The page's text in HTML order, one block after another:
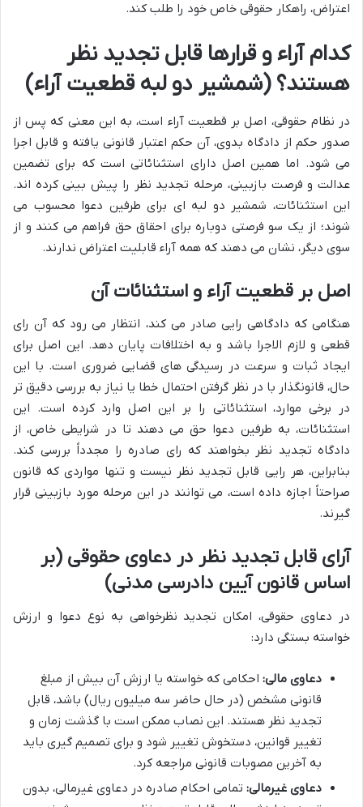
اعتراض، راهکار حقوقی خاص خود را طلب کند.
کدام آراء و قرارها قابل تجدید نظر
هستند؟ (شمشیر دو لبه قطعیت آراء)
در نظام حقوقی، اصل بر قطعیت آراء است، به این معنی که پس از
صدور حکم از دادگاه بدوی، آن حکم اعتبار قانونی یافته و قابل اجرا
می شود. اما همین اصل دارای استثنائاتی است که برای تضمین
عدالت و فرصت بازبینی، مرحله تجدید نظر را پیش بینی کرده اند.
این استثنائات، شمشیر دو لبه ای برای طرفین دعوا محسوب می
شوند؛ از یک سو فرصتی دوباره برای احقاق حق فراهم می کنند و از
سوی دیگر، نشان می دهند که همه آراء قابلیت اعتراض ندارند.
اصل بر قطعیت آراء و استثنائات آن
هنگامی که دادگاهی رایی صادر می کند، انتظار می رود که آن رای
قطعی و لازم الاجرا باشد و به اختلافات پایان دهد. این اصل برای
ایجاد ثبات و سرعت در رسیدگی های قضایی ضروری است. با این
حال، قانونگذار با در نظر گرفتن احتمال خطا یا نیاز به بررسی دقیق تر
در برخی موارد، استثنائاتی را بر این اصل وارد کرده است. این
استثنائات، به طرفین دعوا حق می دهند تا در شرایطی خاص، از
دادگاه تجدید نظر بخواهند که رای صادره را مجدداً بررسی کند.
بنابراین، هر رایی قابل تجدید نظر نیست و تنها مواردی که قانون
صراحتاً اجازه داده است، می توانند در این مرحله مورد بازبینی قرار
گیرند.
آرای قابل تجدید نظر در دعاوی حقوقی (بر
اساس قانون آیین دادرسی مدنی)
در دعاوی حقوقی، امکان تجدید نظرخواهی به نوع دعوا و ارزش
خواسته بستگی دارد:
دعاوی مالی: احکامی که خواسته یا ارزش آن بیش از مبلغ
قانونی مشخص (در حال حاضر سه میلیون ریال) باشد، قابل
تجدید نظر هستند. این نصاب ممکن است با گذشت زمان و
تغییر قوانین، دستخوش تغییر شود و برای تصمیم گیری باید
به آخرین مصوبات قانونی مراجعه کرد.
دعاوی غیرمالی: تمامی احکام صادره در دعاوی غیرمالی، بدون